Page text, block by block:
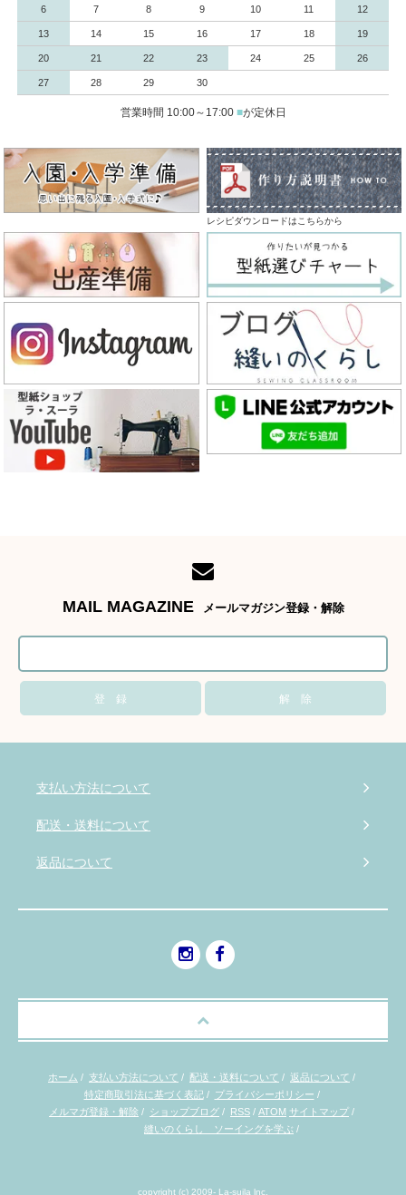
6 7 8 9 10 11 12
13 14 15 16 17 18 19
20 21 22 23 24 25 26
27 28 29 30
営業時間 10:00～17:00 ■が定休日
レシピダウンロードはこちらから
MAIL MAGAZINE メールマガジン登録・解除
支払い方法について
配送・送料について
返品について
ホーム / 支払い方法について / 配送・送料について / 返品について /
特定商取引法に基づく表記 / プライバシーポリシー /
メルマガ登録・解除 / ショップブログ / RSS / ATOM サイトマップ /
縫いのくらし ソーイングを学ぶ /
copyright (c) 2009- La-suila lnc.